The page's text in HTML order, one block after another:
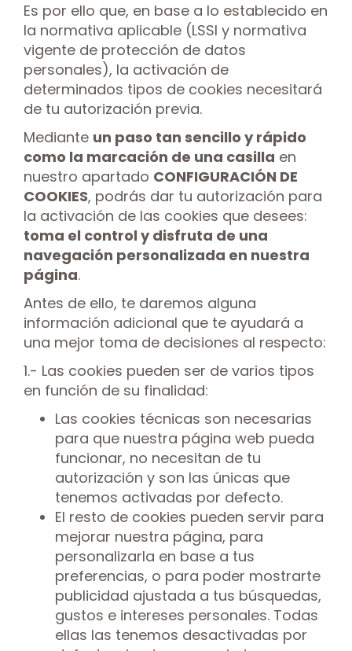
Es por ello que, en base a lo establecido en
la normativa aplicable (LSSI y normativa
vigente de protección de datos
personales), la activación de
determinados tipos de cookies necesitará
de tu autorización previa.
Mediante un paso tan sencillo y rápido
como la marcación de una casilla en
nuestro apartado CONFIGURACIÓN DE
COOKIES, podrás dar tu autorización para
la activación de las cookies que desees:
toma el control y disfruta de una
navegación personalizada en nuestra
página.
Antes de ello, te daremos alguna
información adicional que te ayudará a
una mejor toma de decisiones al respecto:
1.- Las cookies pueden ser de varios tipos
en función de su finalidad:
Las cookies técnicas son necesarias
para que nuestra página web pueda
funcionar, no necesitan de tu
autorización y son las únicas que
tenemos activadas por defecto.
El resto de cookies pueden servir para
mejorar nuestra página, para
personalizarla en base a tus
preferencias, o para poder mostrarte
publicidad ajustada a tus búsquedas,
gustos e intereses personales. Todas
ellas las tenemos desactivadas por